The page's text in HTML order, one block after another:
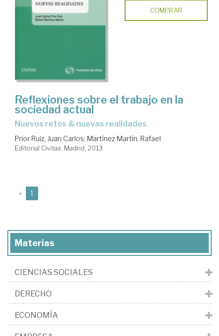
COMPRAR
Reflexiones sobre el trabajo en la
sociedad actual
nuevos retos & nuevas realidades
Prior Ruiz, Juan Carlos; Martínez Martín, Rafael
Editorial Civitas. Madrid, 2013
« 1
Materias
CIENCIAS SOCIALES
DERECHO
ECONOMÍA